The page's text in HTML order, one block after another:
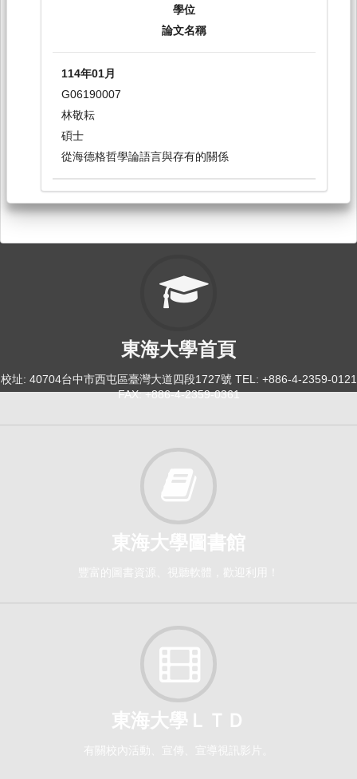
114-1
倫理與社群：AI與哲學-科技時代的哲學實踐[0372]
日間學士班-哲學系1-4
選修
114-1
原典：德國當代哲學選讀[0366]
選修
海德格《現象學的基本問題》[5245]
日間學士班-環工系3,4
日間學士班-哲學系 4
學位
論文名稱
114年01月
G06190007
林敬耘
碩士
從海德格哲學論語言與存有的關係
東海大學首頁
校址: 40704台中市西屯區臺灣大道四段1727號 TEL: +886-4-2359-0121
FAX: +886-4-2359-0361
東海大學圖書館
豐富的圖書資源、視聽軟體，歡迎利用！
東海大學ＬＴＤ
有關校內活動、宣傳、宣導視訊影片。